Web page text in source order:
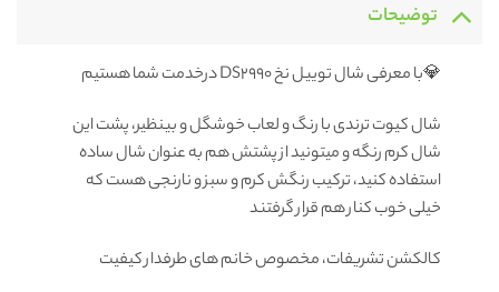
توضیحات
💎با معرفی شال توییل نخ DS2990 درخدمت شما هستیم
شال کیوت ترندی با رنگ و لعاب خوشگل و بینظیر، پشت این
شال کرم رنگه و میتونید از پشتش هم به عنوان شال ساده
استفاده کنید، ترکیب رنگش کرم و سبز و نارنجی هست که
خیلی خوب کنار هم قرار گرفتند
کالکشن تشریفات، مخصوص خانم های طرفدار کیفیت